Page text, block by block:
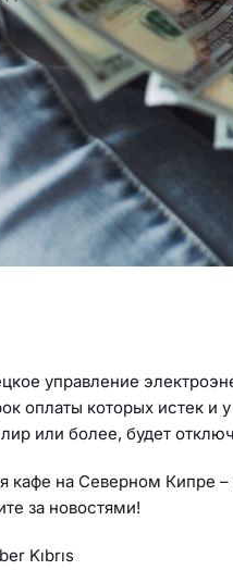
управление
оплаты которых истек и
или более, будет
кафе на Северном Кипре
за новостями!
Kıbrıs